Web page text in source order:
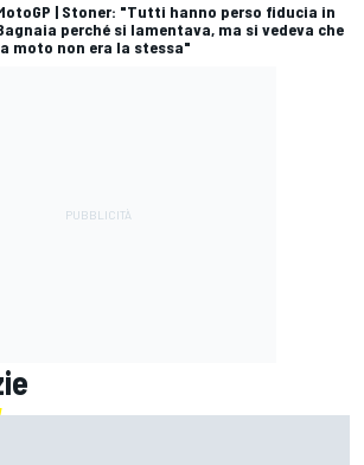
| Stoner: "Tutti hanno perso fiducia in
perché si lamentava, ma si vedeva che
moto non era la stessa"